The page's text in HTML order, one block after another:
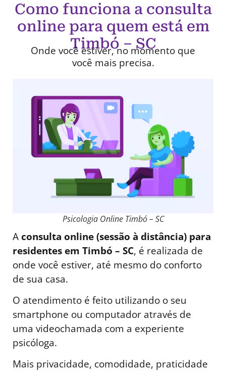
Como funciona a consulta
online para quem está em
Timbó – SC
Onde você estiver, no momento que
você mais precisa.
Psicologia Online Timbó – SC
Aconsulta online (sessão à distância) para
residentes em Timbó – SC, é realizada de
onde você estiver, até mesmo do conforto
de sua casa.
O atendimento é feito utilizando o seu
smartphone ou computador através de
uma videochamada com a experiente
psicóloga.
Mais privacidade, comodidade, praticidade